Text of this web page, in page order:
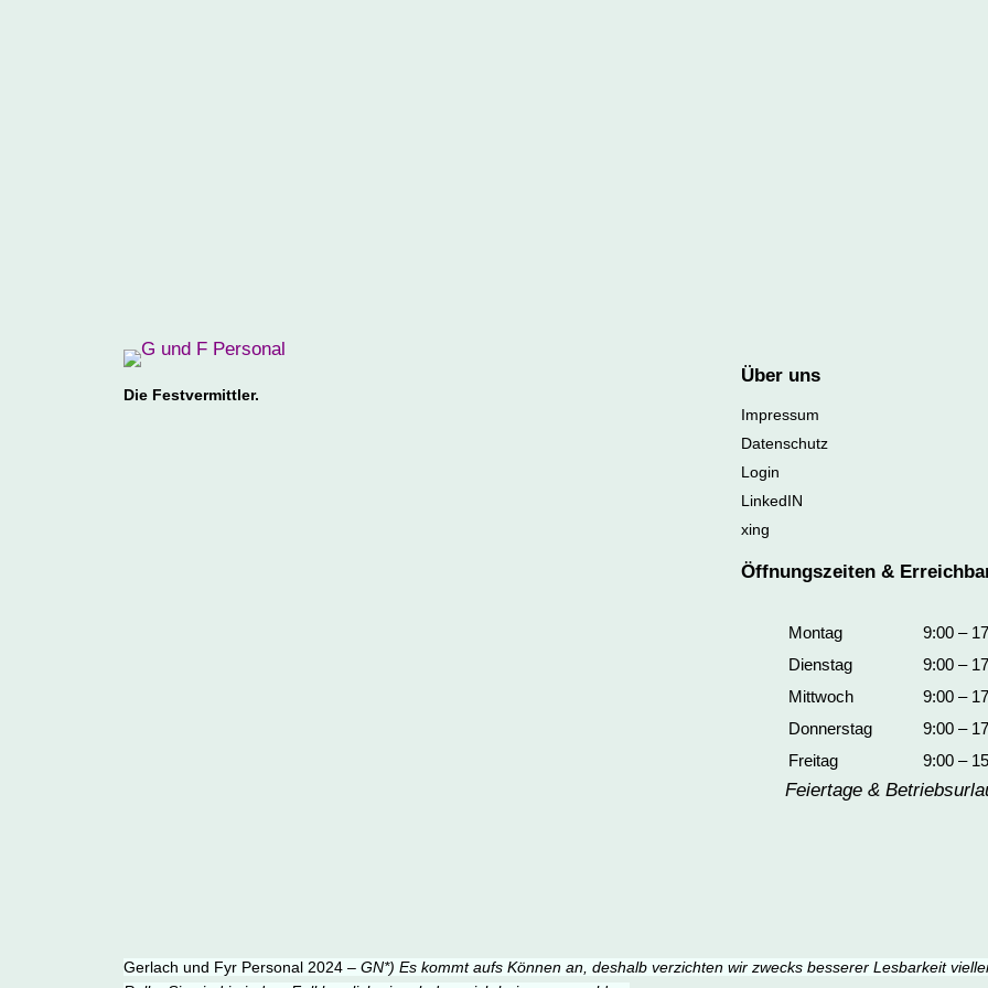
Die Festvermittler.
Über uns
Impressum
Datenschutz
Login
LinkedIN
xing
Öffnungszeiten &
Montag
9:00 –
Dienstag
9:00 –
Mittwoch
9:00 –
Donnerstag
9:00 –
Freitag
9:00 –
Feiertage &
Gerlach und Fyr Personal 2024 – GN*) Es kommt aufs Können an, deshalb verzichten wir zwecks besserer Lesbarkeit